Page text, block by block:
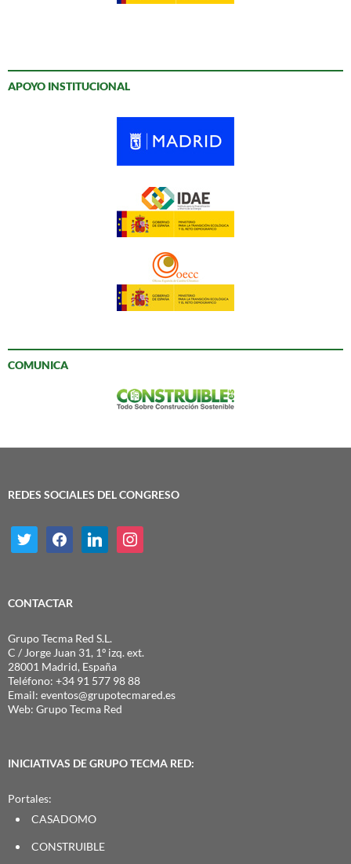
APOYO INSTITUCIONAL
COMUNICA
REDES SOCIALES DEL CONGRESO
twitter facebooklinkedininstagram
CONTACTAR
Grupo Tecma Red S.L.
C / Jorge Juan 31, 1º izq. ext.
28001 Madrid, España
Teléfono: +34 91 577 98 88
Email: eventos@grupotecmared.es
Web: Grupo Tecma Red
INICIATIVAS DE GRUPO TECMA RED:
Portales:
CASADOMO
CONSTRUIBLE